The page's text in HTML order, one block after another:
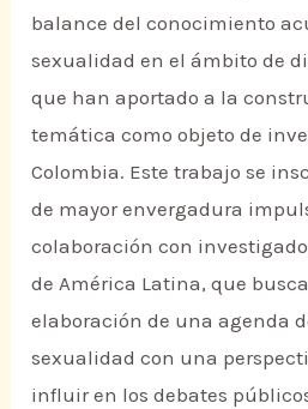
balance del conocimiento
sexualidad en el ámbito de
que han aportado a la
temática como objeto de
Colombia. Este trabajo se
de mayor envergadura
colaboración con
de América Latina, que
elaboración de una agenda
sexualidad con una
influir en los debates